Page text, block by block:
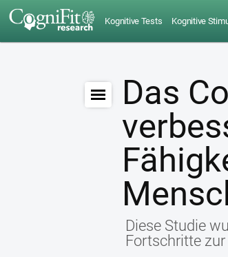
Kognitive Tests Kognitive
Das
Diese Studie
Fortschritte